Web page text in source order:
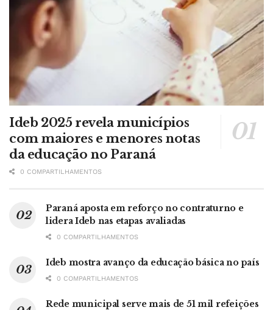
Ideb 2025 revela municípios
com maiores e menores notas
da educação no Paraná
0 COMPARTILHAMENTOS
Paraná aposta em reforço no contraturno e
lidera Ideb nas etapas avaliadas
0 COMPARTILHAMENTOS
Ideb mostra avanço da educação básica no país
0 COMPARTILHAMENTOS
Rede municipal serve mais de 51 mil refeições